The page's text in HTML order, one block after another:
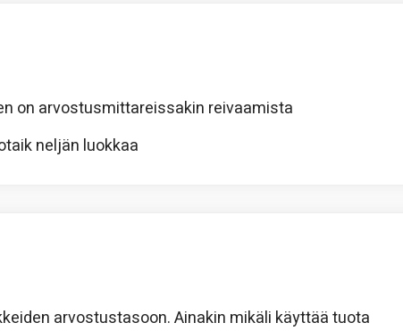
on arvostusmittareissakin reivaamista
neljän luokkaa
arvostustasoon. Ainakin mikäli käyttää tuota